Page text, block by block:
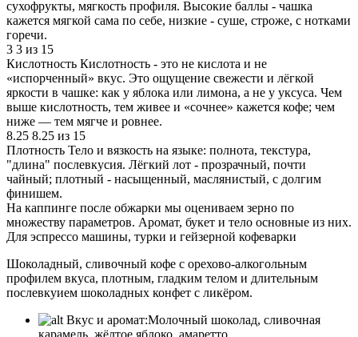
сухофрукты, мягкость профиля. Высокие баллы - чашка
кажется мягкой сама по себе, низкие - суше, строже, с нотками
горечи.
3 3 из 15
Кислотность Кислотность - это не кислота и не
«испорченный» вкус. Это ощущение свежести и лёгкой
яркости в чашке: как у яблока или лимона, а не у уксуса. Чем
выше кислотность, тем живее и «сочнее» кажется кофе; чем
ниже — тем мягче и ровнее.
8.25 8.25 из 15
Плотность Тело и вязкость на языке: полнота, текстура,
"длина" послевкусия. Лёгкий лот - прозрачный, почти
чайный; плотный - насыщенный, маслянистый, с долгим
финишем.
На каппинге после обжарки мы оцениваем зерно по
множеству параметров. Аромат, букет и тело основные из них.
Для эспрессо машины, турки и гейзерной кофеварки
Шоколадный, сливочный кофе с орехово-алкогольным
профилем вкуса, плотным, гладким телом и длительным
послевкуием шоколадных конфет с ликёром.
Вкус и аромат:Молочный шоколад, сливочная
карамель, жёлтое яблоко, амаретто